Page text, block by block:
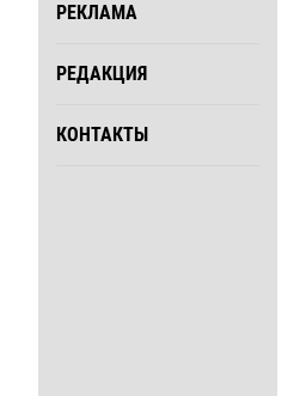
РЕКЛАМА
РЕДАКЦИЯ
КОНТАКТЫ